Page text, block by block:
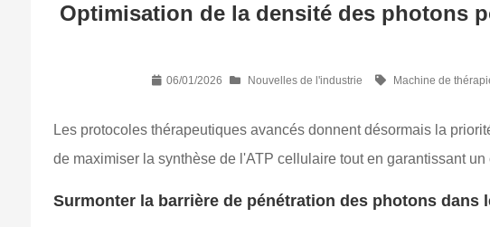
Optimisation de la densité des photons
06/01/2026 Nouvelles de l'industrie Machine de
Les protocoles thérapeutiques avancés donnent désormais la
de maximiser la synthèse de l'ATP cellulaire tout en garantissant
Surmonter la barrière de pénétration des photons